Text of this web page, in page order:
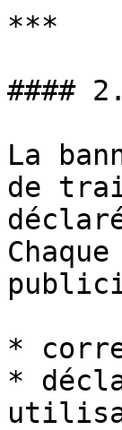
***
####
La
de
*
*